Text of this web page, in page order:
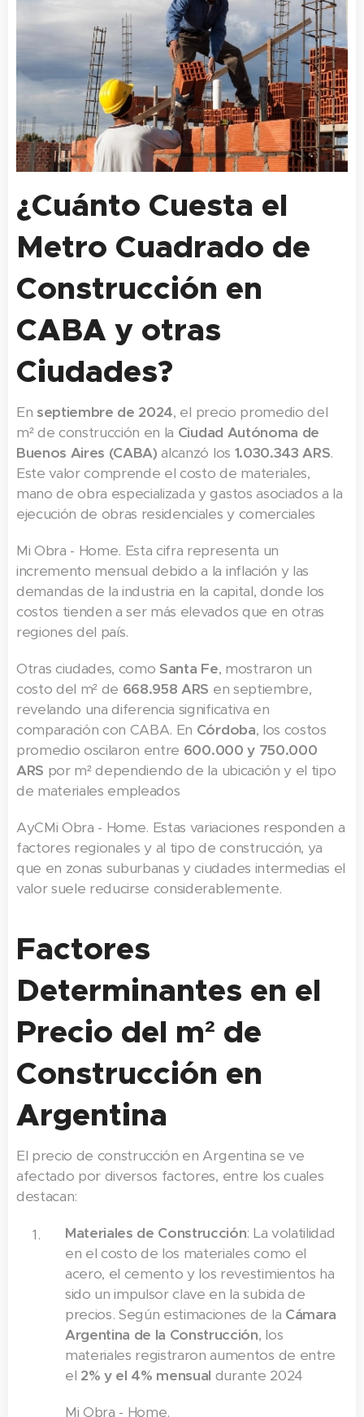
¿Cuánto Cuesta el
Metro Cuadrado de
Construcción en
CABA y otras
Ciudades?
En septiembre de 2024, el precio promedio del
m² de construcción en la Ciudad Autónoma de
Buenos Aires (CABA) alcanzó los 1.030.343 ARS.
Este valor comprende el costo de materiales,
mano de obra especializada y gastos asociados a la
ejecución de obras residenciales y comerciales​
Mi Obra - Home. Esta cifra representa un
incremento mensual debido a la inflación y las
demandas de la industria en la capital, donde los
costos tienden a ser más elevados que en otras
regiones del país.
Otras ciudades, como Santa Fe, mostraron un
costo del m² de 668.958 ARS en septiembre,
revelando una diferencia significativa en
comparación con CABA. En Córdoba, los costos
promedio oscilaron entre 600.000 y 750.000
ARS por m² dependiendo de la ubicación y el tipo
de materiales empleados​
AyC​Mi Obra - Home. Estas variaciones responden a
factores regionales y al tipo de construcción, ya
que en zonas suburbanas y ciudades intermedias el
valor suele reducirse considerablemente.
Factores
Determinantes en el
Precio del m² de
Construcción en
Argentina
El precio de construcción en Argentina se ve
afectado por diversos factores, entre los cuales
destacan:
Materiales de Construcción: La volatilidad
en el costo de los materiales como el
acero, el cemento y los revestimientos ha
sido un impulsor clave en la subida de
precios. Según estimaciones de la Cámara
Argentina de la Construcción, los
materiales registraron aumentos de entre
el 2% y el 4% mensual durante 2024​
Mi Obra - Home.